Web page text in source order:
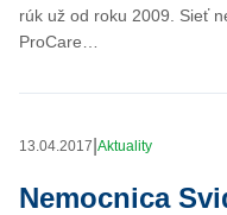
rúk už od roku 2009. Sieť
ProCare…
13.04.2017 Aktuality
Nemocnica